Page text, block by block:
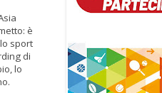
è
sport
di
lo